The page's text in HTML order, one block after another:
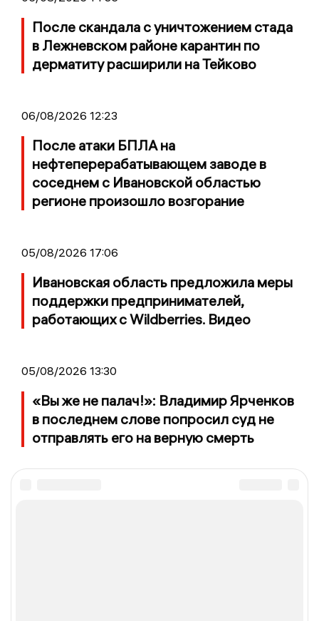
После скандала с уничтожением стада
в Лежневском районе карантин по
дерматиту расширили на Тейково
06/08/2026 12:23
После атаки БПЛА на
нефтеперерабатывающем заводе в
соседнем с Ивановской областью
регионе произошло возгорание
05/08/2026 17:06
Ивановская область предложила меры
поддержки предпринимателей,
работающих с Wildberries. Видео
05/08/2026 13:30
«Вы же не палач!»: Владимир Ярченков
в последнем слове попросил суд не
отправлять его на верную смерть